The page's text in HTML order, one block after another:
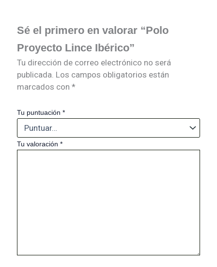
Sé el primero en valorar “Polo
Proyecto Lince Ibérico”
Tu dirección de correo electrónico no será
publicada. Los campos obligatorios están
marcados con *
Tu puntuación *
Tu valoración *